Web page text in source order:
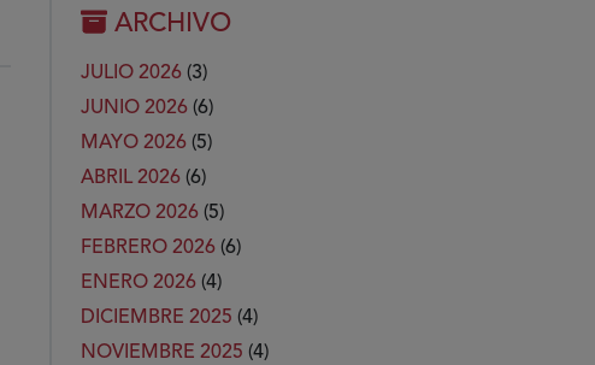
ARCHIVO
JULIO 2026 (3)
JUNIO 2026 (6)
MAYO 2026 (5)
ABRIL 2026 (6)
MARZO 2026 (5)
FEBRERO 2026 (6)
ENERO 2026 (4)
DICIEMBRE 2025 (4)
NOVIEMBRE 2025 (4)